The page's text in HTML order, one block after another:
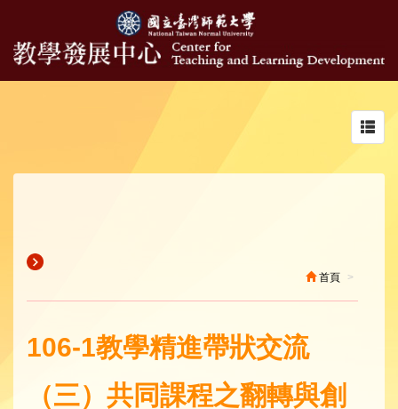
首頁
106-1教學精進帶狀交流
（三）共同課程之翻轉與創